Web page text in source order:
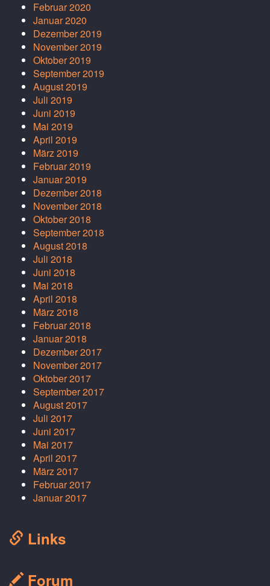
Februar 2020
Januar 2020
Dezember 2019
November 2019
Oktober 2019
September 2019
August 2019
Juli 2019
Juni 2019
Mai 2019
April 2019
März 2019
Februar 2019
Januar 2019
Dezember 2018
November 2018
Oktober 2018
September 2018
August 2018
Juli 2018
Juni 2018
Mai 2018
April 2018
März 2018
Februar 2018
Januar 2018
Dezember 2017
November 2017
Oktober 2017
September 2017
August 2017
Juli 2017
Juni 2017
Mai 2017
April 2017
März 2017
Februar 2017
Januar 2017
Links
Forum